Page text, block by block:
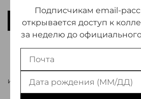
В КОРЗИНУ
ДОБАВИТЬ В
ИНФОРМАЦИЯ О ТОВАРЕ
Подписчикам email-
открывается доступ к
за неделю до